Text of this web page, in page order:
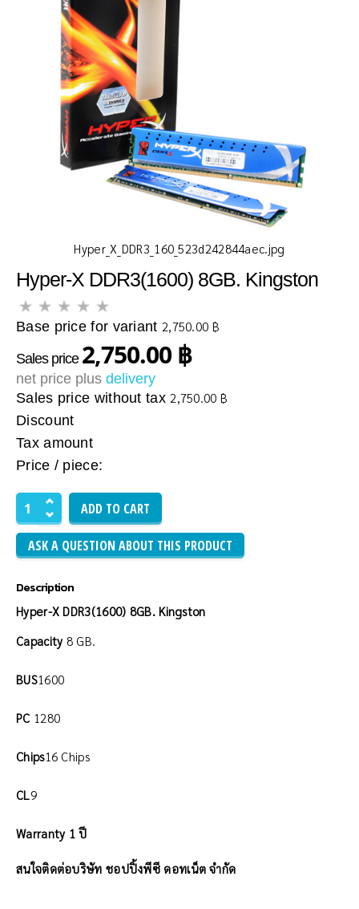
Hyper_X_DDR3_160_523d242844aec.jpg
Hyper-X DDR3(1600) 8GB. Kingston
Base price for variant 2,750.00 ฿
Sales price 2,750.00 ฿
net price plus delivery
Sales price without tax2,750.00 ฿
Discount
Tax amount
Price / piece:
ASK A QUESTION ABOUT THIS PRODUCT
Description
Hyper-X DDR3(1600) 8GB. Kingston
Capacity8 GB.
BUS1600
PC 1280
Chips16 Chips
CL9
Warranty 1 ปี
สนใจติดต่อบริษัท ชอปปิ้งพีซี ดอทเน็ต จำกัด